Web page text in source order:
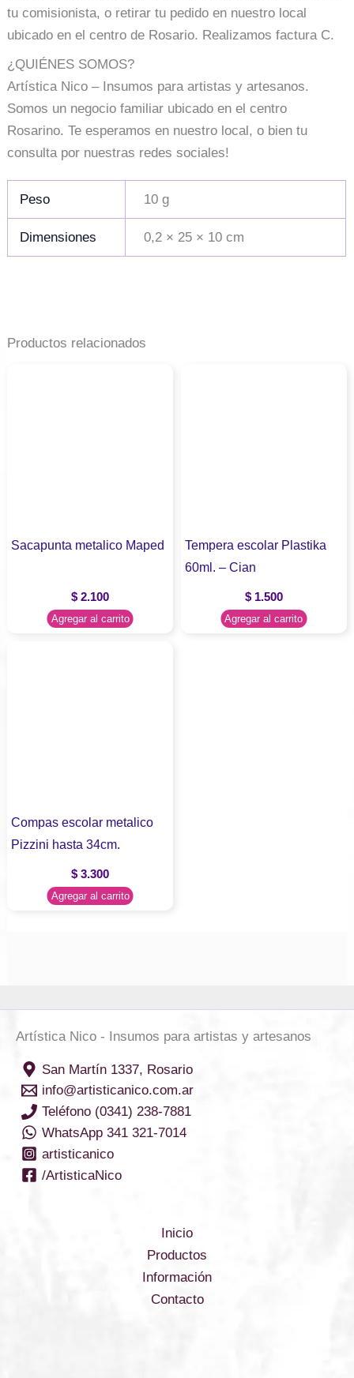
tu comisionista, o retirar tu pedido en nuestro local
ubicado en el centro de Rosario. Realizamos factura C.
¿QUIÉNES SOMOS?
Artística Nico – Insumos para artistas y artesanos.
Somos un negocio familiar ubicado en el centro
Rosarino. Te esperamos en nuestro local, o bien tu
consulta por nuestras redes sociales!
Peso 10 g
Dimensiones 0,2 × 25 × 10 cm
Productos relacionados
Sacapunta metalico Maped
$ 2.100
Agregar al carrito
Tempera escolar Plastika
60ml. – Cian
$1.500
Agregar al carrito
Compas escolar metalico
Pizzini hasta 34cm.
$ 3.300
Agregar al carrito
Artística Nico - Insumos para artistas y artesanos
San Martín 1337, Rosario
info@artisticanico.com.ar
Teléfono (0341) 238-7881
WhatsApp 341 321-7014
artisticanico
/ArtisticaNico
Inicio
Productos
Información
Contacto